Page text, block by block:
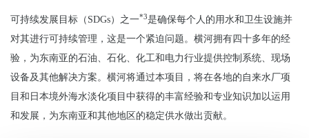
可持续发展目标（SDGs）之一*3是确保每个人的用水和卫生设施并
对其进行可持续管理，这是一个紧迫问题。横河拥有四十多年的经
验，为东南亚的石油、石化、化工和电力行业提供控制系统、现场
设备及其他解决方案。横河将通过本项目，将在各地的自来水厂项
目和日本境外海水淡化项目中获得的丰富经验和专业知识加以运用
和发展，为东南亚和其他地区的稳定供水做出贡献。